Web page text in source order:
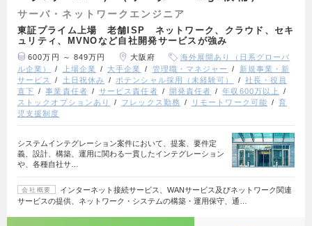
サーバ・ネットワークエンジニア
東証プライム上場 老舗ISP ネットワーク、クラウド、セキ
ュリティ、MVNOなど自社開発サービスが強み
600万円 ～ 849万円 大阪府
海外展開あり（日系グローバ
ル企業）
上場企業 大手企業 管理職・マネジャー
新規事業・新
サービス
土日祝休み ポテンシャル採用（未経験可）
社長・役員
直下
事業責任者 サービス責任者 開発責任者
年収600万以上
ストックオプションあり
フレックス勤務 リモートワーク可能
育
児支援制度
システムインテグレーション案件において、提案、要件定
義、設計、構築、運用に関わる一貫したインテグレーション
や、各種自社サ…
会社概要
インターネット接続サービス、WANサービス及びネットワーク関連
サービスの提供、ネットワーク・システムの構築・運用保守、通…